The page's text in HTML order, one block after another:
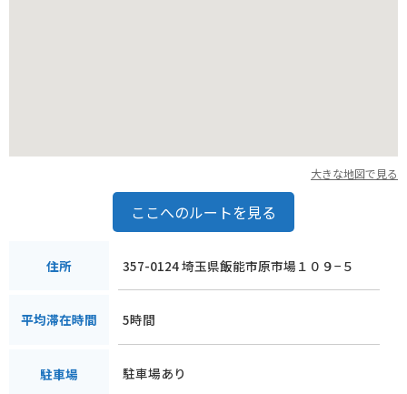
大きな地図で見る
ここへのルートを見る
住所 357-0124 埼玉県飯能市原市場１０９−５
平均滞在時間 5時間
駐車場 駐車場あり